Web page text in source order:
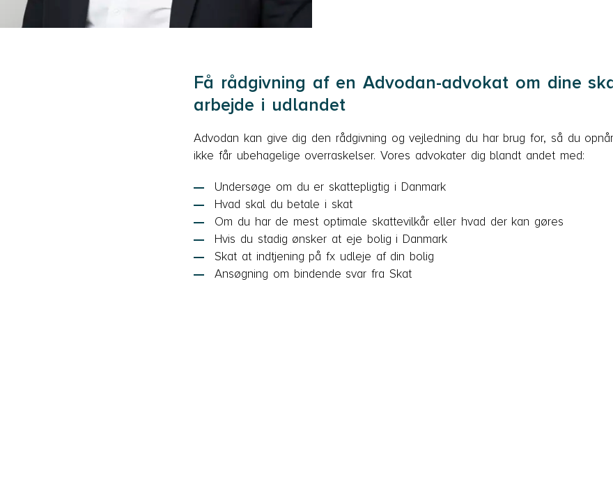
Få rådgivning af en Advodan-advokat om dine
arbejde i udlandet
Advodan kan give dig den rådgivning og vejledning du har brug for, så du
ikke får ubehagelige overraskelser. Vores advokater dig blandt andet med:
Undersøge om du er skattepligtig i Danmark
Hvad skal du betale i skat
Om du har de mest optimale skattevilkår eller hvad der kan gøres
Hvis du stadig ønsker at eje bolig i Danmark
Skat at indtjening på fx udleje af din bolig
Ansøgning om bindende svar fra Skat